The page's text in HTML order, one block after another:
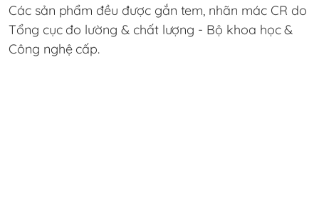
Các sản phẩm đều được gắn tem, nhãn mác CR do
Tổng cục đo lường & chất lượng - Bộ khoa học &
Công nghệ cấp.